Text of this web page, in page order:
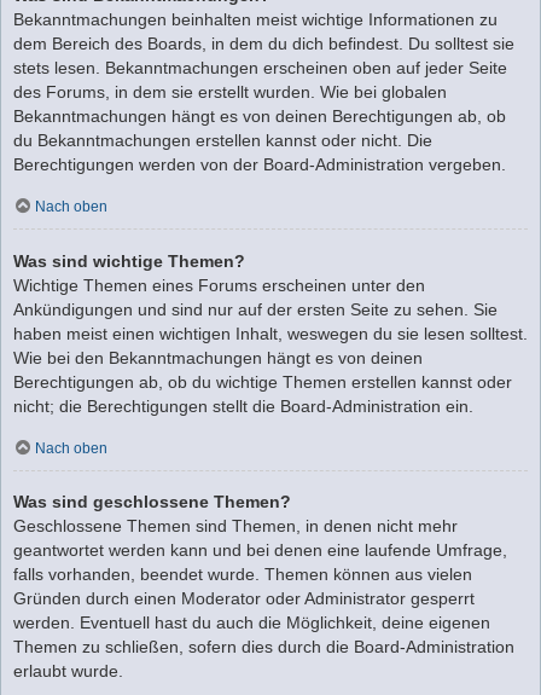
Bekanntmachungen beinhalten meist wichtige Informationen zu
dem Bereich des Boards, in dem du dich befindest. Du solltest sie
stets lesen. Bekanntmachungen erscheinen oben auf jeder Seite
des Forums, in dem sie erstellt wurden. Wie bei globalen
Bekanntmachungen hängt es von deinen Berechtigungen ab, ob
du Bekanntmachungen erstellen kannst oder nicht. Die
Berechtigungen werden von der Board-Administration vergeben.
Nach oben
Was sind wichtige Themen?
Wichtige Themen eines Forums erscheinen unter den
Ankündigungen und sind nur auf der ersten Seite zu sehen. Sie
haben meist einen wichtigen Inhalt, weswegen du sie lesen solltest.
Wie bei den Bekanntmachungen hängt es von deinen
Berechtigungen ab, ob du wichtige Themen erstellen kannst oder
nicht; die Berechtigungen stellt die Board-Administration ein.
Nach oben
Was sind geschlossene Themen?
Geschlossene Themen sind Themen, in denen nicht mehr
geantwortet werden kann und bei denen eine laufende Umfrage,
falls vorhanden, beendet wurde. Themen können aus vielen
Gründen durch einen Moderator oder Administrator gesperrt
werden. Eventuell hast du auch die Möglichkeit, deine eigenen
Themen zu schließen, sofern dies durch die Board-Administration
erlaubt wurde.